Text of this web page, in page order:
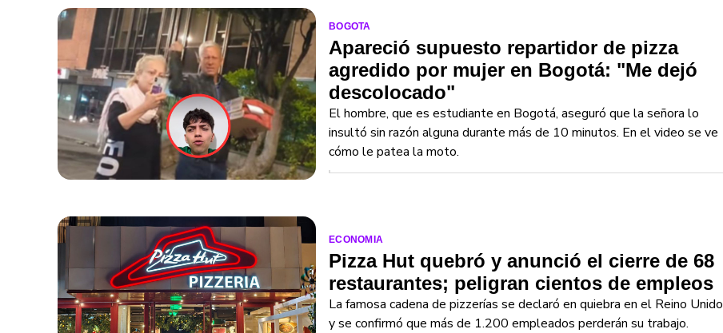
BOGOTA
Apareció supuesto repartidor de pizza
agredido por mujer en Bogotá: "Me dejó
descolocado"
El hombre, que es estudiante en Bogotá, aseguró que la señora lo
insultó sin razón alguna durante más de 10 minutos. En el video se ve
cómo le patea la moto.
ECONOMIA
Pizza Hut quebró y anunció el cierre de 68
restaurantes; peligran cientos de empleos
La famosa cadena de pizzerías se declaró en quiebra en el Reino Unido
y se confirmó que más de 1.200 empleados perderán su trabajo.